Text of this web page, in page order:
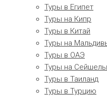
Туры в Египет
Туры на Кипр
Туры в Китай
Туры на
Туры в ОАЭ
Туры на Сейшелы
Туры в Таиланд
Туры в Турцию